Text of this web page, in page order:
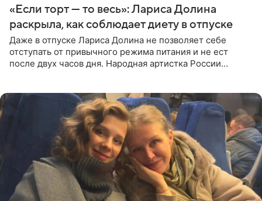
«Если торт — то весь»: Лариса Долина
раскрыла, как соблюдает диету в отпуске
Даже в отпуске Лариса Долина не позволяет себе
отступать от привычного режима питания и не ест
после двух часов дня. Народная артистка России